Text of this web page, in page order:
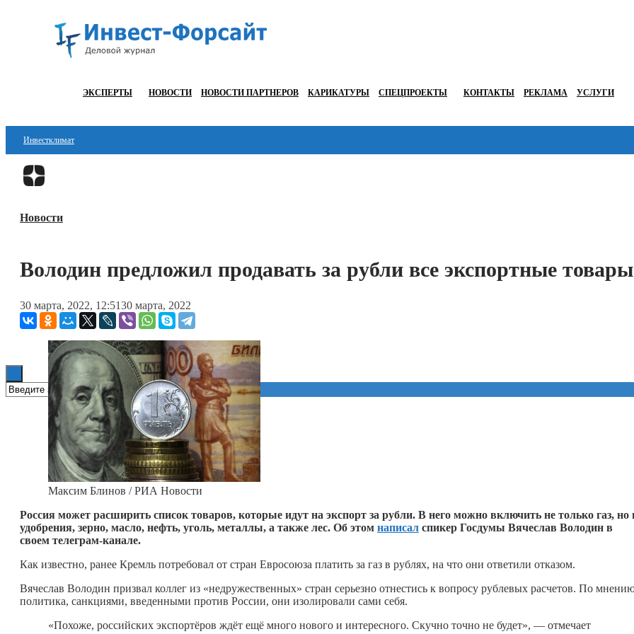
ЭКСПЕРТЫ НОВОСТИ НОВОСТИ ПАРТНЕРОВ КАРИКАТУРЫ СПЕЦПРОЕКТЫ КОНТАКТЫ РЕКЛАМА УСЛУГИ
Инвестклимат
Финансы
Блокчейн
ESG
Новости
Володин предложил продавать за рубли все экспортные товары
30 марта, 2022, 12:5130 марта, 2022
Максим Блинов / РИА Новости
Россия может расширить список товаров, которые идут на экспорт за рубли. В него можно включить не только газ, но
удобрения, зерно, масло, нефть, уголь, металлы, а также лес. Об этом написал спикер Госдумы Вячеслав Володин в
своем телеграм-канале.
Как известно, ранее Кремль потребовал от стран Евросоюза платить за газ в рублях, на что они ответили отказом.
Вячеслав Володин призвал коллег из «недружественных» стран серьезно отнестись к вопросу рублевых расчетов. По
политика, санкциями, введенными против России, они изолировали сами себя.
«Похоже, российских экспортёров ждёт ещё много нового и интересного. Скучно точно не будет», — отмечает